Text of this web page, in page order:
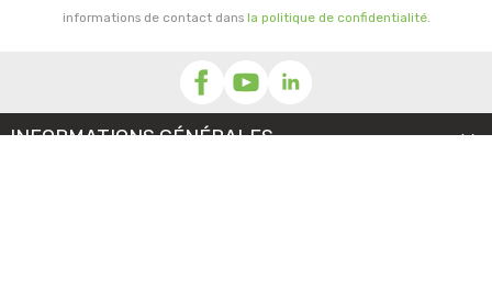
informations de contact dans la politique de confidentialité.
INFORMATIONS GÉNÉRALES 